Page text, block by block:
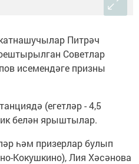
Питрәч
Советлар
исемендәге призны
(егетләр - 4,5
белән ярыштылар.
һәм призерлар булып
Кокушкино), Лия Хәсәнова